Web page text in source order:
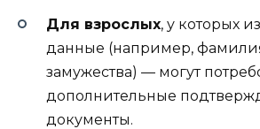
Для взрослых, у которых
данные (например,
замужества) — могут
дополнительные
документы.